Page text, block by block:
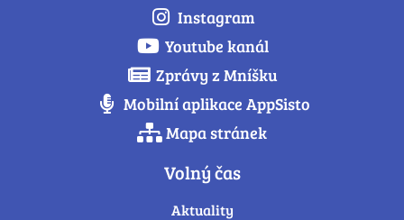
Instagram
Youtube kanál
Zprávy z Mníšku
Mobilní aplikace AppSisto
Mapa stránek
Volný čas
Aktuality